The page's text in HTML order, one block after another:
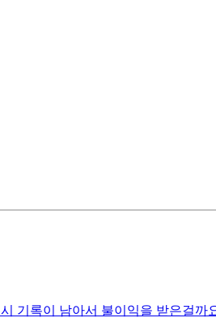
기록이 남아서 불이익을 받은걸까